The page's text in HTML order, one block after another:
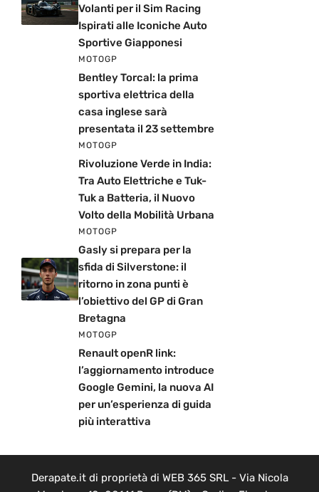
Volanti per il Sim Racing
Ispirati alle Iconiche Auto
Sportive Giapponesi
MOTOGP
Bentley Torcal: la prima
sportiva elettrica della
casa inglese sarà
presentata il 23 settembre
MOTOGP
Rivoluzione Verde in India:
Tra Auto Elettriche e Tuk-
Tuk a Batteria, il Nuovo
Volto della Mobilità Urbana
MOTOGP
Gasly si prepara per la
sfida di Silverstone: il
ritorno in zona punti è
l’obiettivo del GP di Gran
Bretagna
MOTOGP
Renault openR link:
l’aggiornamento introduce
Google Gemini, la nuova AI
per un’esperienza di guida
più interattiva
Derapate.it di proprietà di WEB 365 SRL - Via Nicola